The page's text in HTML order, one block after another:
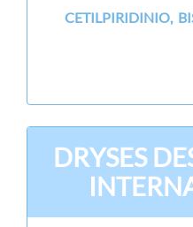
CETILPIRIDINIO,
DRYSES